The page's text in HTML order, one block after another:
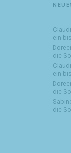
ein
die
ein
die
die